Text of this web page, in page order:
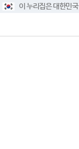
이 누리집은 대한민